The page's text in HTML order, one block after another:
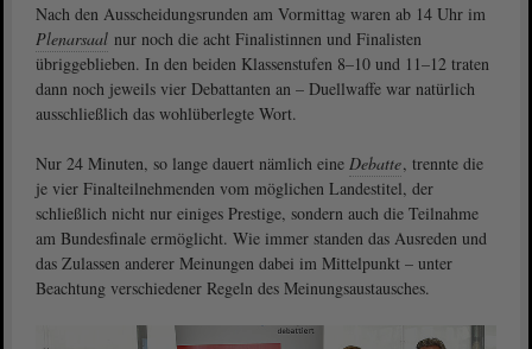
Nach den Ausscheidungsrunden am Vormittag waren ab 14 Uhr im
Plenarsaal nur noch die acht Finalistinnen und Finalisten
übriggeblieben. In den beiden Klassenstufen 8–10 und 11–12 traten
dann noch jeweils vier Debattanten an – Duellwaffe war natürlich
ausschließlich das wohlüberlegte Wort.
Nur 24 Minuten, so lange dauert nämlich eine Debatte, trennte die
je vier Finalteilnehmenden vom möglichen Landestitel, der
schließlich nicht nur einiges Prestige, sondern auch die Teilnahme
am Bundesfinale ermöglicht. Wie immer standen das Ausreden und
das Zulassen anderer Meinungen dabei im Mittelpunkt – unter
Beachtung verschiedener Regeln des Meinungsaustausches.